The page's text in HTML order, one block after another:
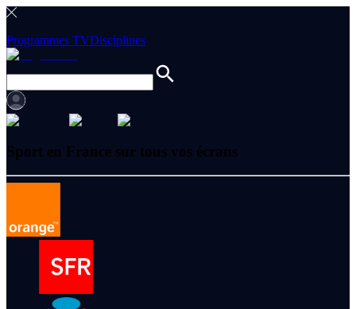
Programmes TVDisciplines
Sport en France sur tous vos écrans